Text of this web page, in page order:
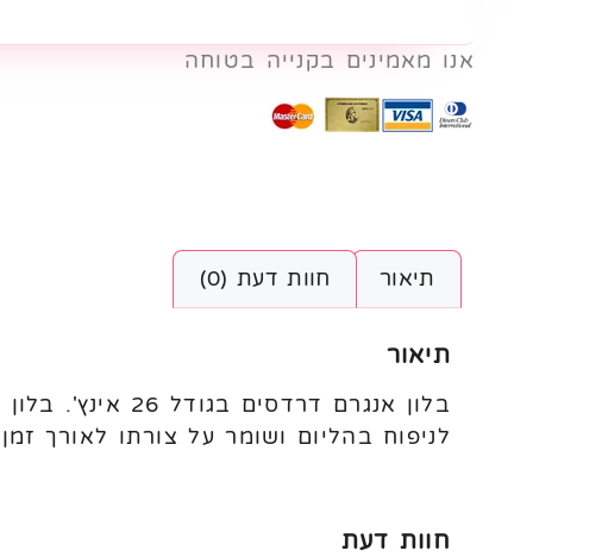
אנו מאמינים בקנייה בטוחה
תיאור חוות דעת (0)
תיאור
בלון אנגרם
לניפוח בהליום ושומר על צורתו לאורך
חוות דעת